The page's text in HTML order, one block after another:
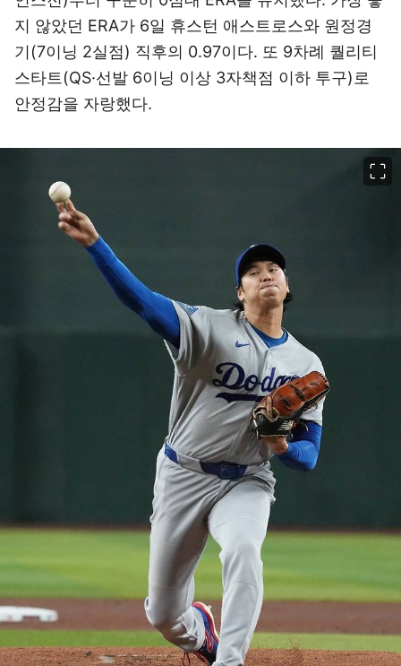
지 않았던 ERA가 6일 휴스턴 애스트로스와 원정경
기(7이닝 2실점) 직후의 0.97이다. 또 9차례 퀄리티
스타트(QS·선발 6이닝 이상 3자책점 이하 투구)로
안정감을 자랑했다.